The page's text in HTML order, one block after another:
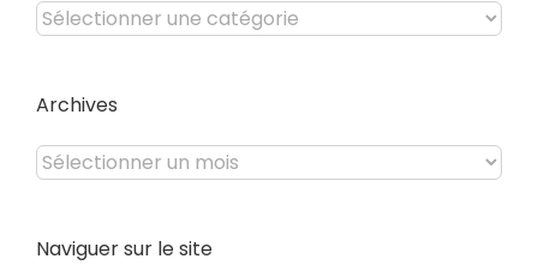
Catégories
du
Archives
Archives
Naviguer sur le site